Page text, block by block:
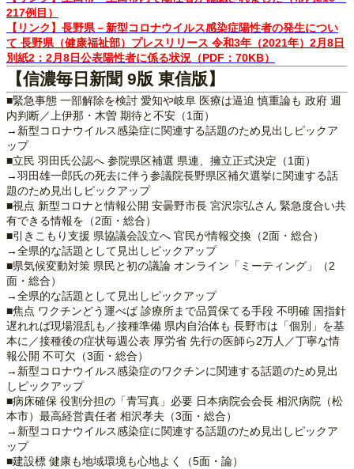
217例目）
【リンク】長野県－新型コロナウイルス感染症陽性者の発生につい
て 長野県（健康福祉部）プレスリリース 令和3年（2021年）2月8日
別紙2：2月8日公表陽性者に係る状況（PDF：70KB）
【信濃毎日新聞 9版 東信版】
■緊急事態 一部解除を検討 愛知や岐阜 医療は逼迫 慎重論も 政府 週
内判断／上伊那・木曽 期待と不安（1面）
→新型コロナウイルス感染症に関連する話題のため見出しピックア
ップ
■立民 羽田氏公認へ 参院県区補選 県連、擁立正式決定（1面）
→羽田雄一郎氏の死去に伴う参議院長野県区補欠選挙に関連する話
題のため見出しピックアップ
■視点 新型コロナと情報公開 安曇野市長 宮沢宗弘さん 緊急度合い共
有できる情報を（2面・総合）
■引きこもり支援 県協議会設立へ 官民が情報交換（2面・総合）
→全県的な話題として見出しピックアップ
■県気候変動対策 県民と初の議論 オンライン「ミーティング」（2
面・総合）
→全県的な話題として見出しピックアップ
■焦点 ワクチンどう運べば 診療所まで品質保てる手段 不明確 国指針
遅れれば現場混乱も／接種準備 県内自治体も 長野市は「個別」を基
本に／接種後の症状毎週公表 厚労省 先行の医師ら2万人／丁寧な情
報公開 不可欠（3面・総合）
→新型コロナウイルス感染症のワクチンに関連する話題のため見出
しピックアップ
■病床確保 役割分担の「青写真」必要 日本病院会会長 相沢病院（松
本市）最高経営責任者 相沢孝夫（3面・総合）
→新型コロナウイルス感染症に関連する話題のため見出しピックア
ップ
■建設標 健康も地域環境も心地よく（5面・論）